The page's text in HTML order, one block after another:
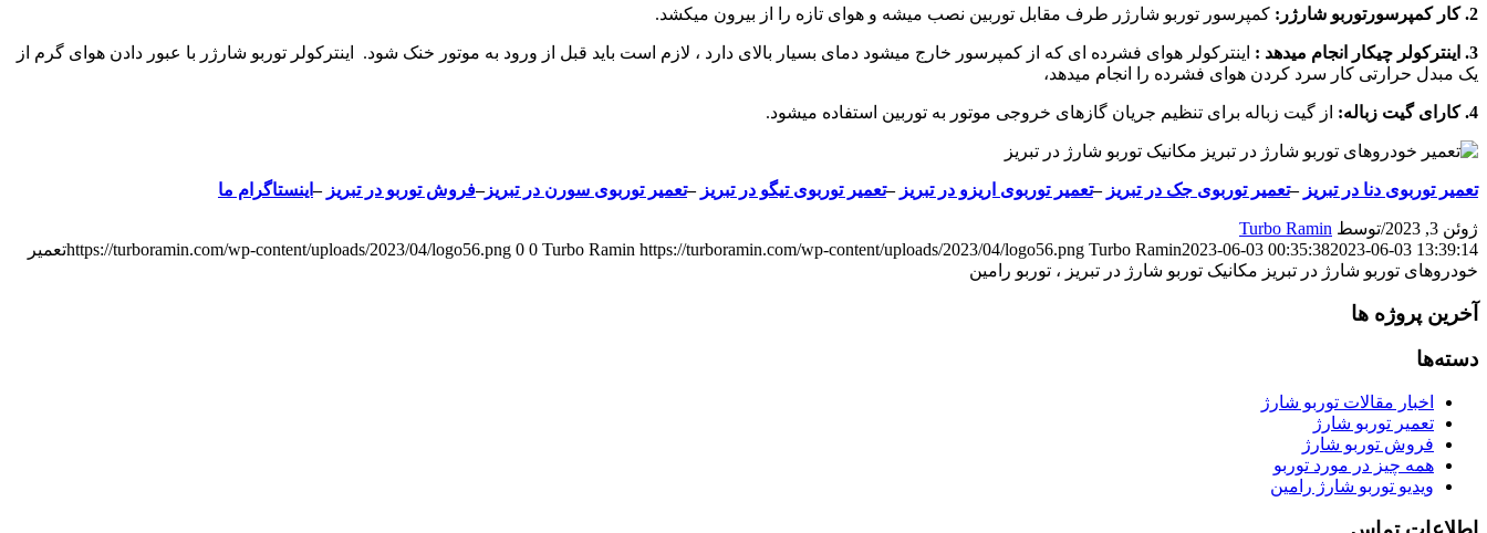
2. کار کمپرسورتوربو شارژر: کمپرسور توربو شارژر طرف مقابل توربین نصب میشه و هوای تازه را از بیرون میکشد.
3. اینترکولر چیکار انجام میدهد :
اینترکولر هوای فشرده ای که از کمپرسور خارج میشود دمای بسیار بالای دارد ، لازم است باید قبل از ورود به موتور خنک شود. اینترکولر توربو شارژر با عبور دادن هوای گرم از
یک مبدل حرارتی کار سرد کردن هوای فشرده را انجام میدهد،
4. کارای گیت زباله: از گیت زباله برای تنظیم جریان گازهای خروجی موتور به توربین استفاده میشود.
تعمیر توربوی دنا در تبریز –تعمیر توربوی جک در تبریز –تعمیر توربوی اریزو در تبریز –تعمیر توربوی تیگو در تبریز –تعمیر توربوی سورن در تبریز–فروش توربو در تبریز –اینستاگرام ما
ژوئن 3, 2023 /توسط Turbo Ramin
https://turboramin.com/wp-content/uploads/2023/04/logo56.png 0 0 Turbo Ramin https://turboramin.com/wp-content/uploads/2023/04/logo56.png Turbo Ramin2023-06-03 00:35:382023-06-03 13:39:14
تعمیر
خودروهای توربو شارژ در تبریز مکانیک توربو شارژ در تبریز ، توربو رامین
آخرین پروژه ها
دسته‌ها
اخبار مقالات توربو شارژ
تعمیر توربو شارژ
فروش توربو شارژ
همه چیز در مورد توربو
ویدیو توربو شارژ رامین